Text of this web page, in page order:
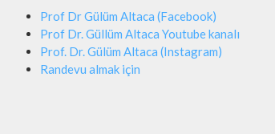
Prof Dr Gülüm Altaca (Facebook)
Prof Dr. Güllüm Altaca Youtube kanalı
Prof. Dr. Gülüm Altaca (Instagram)
Randevu almak için